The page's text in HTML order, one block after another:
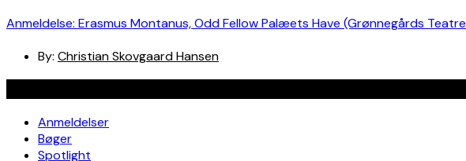
Anmeldelse: Erasmus Montanus, Odd Fellow Palæets Have (Grønnegårds
By: Christian Skovgaard Hansen
Anmeldelser
Bøger
Spotlight